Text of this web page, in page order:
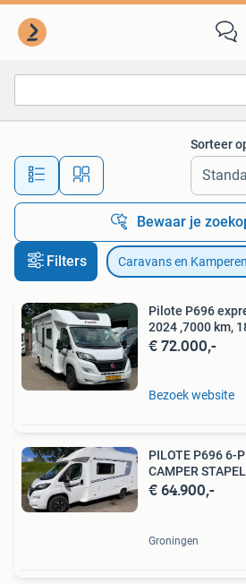
Alle afstanden…
Sorteer
Bewaar je
Filters Caravans en Kamperen
Pilote P696
2024 ,7000 km,
€ 72.000,-
Bezoek website
PILOTE P696 6-
CAMPER
€ 64.900,-
Groningen